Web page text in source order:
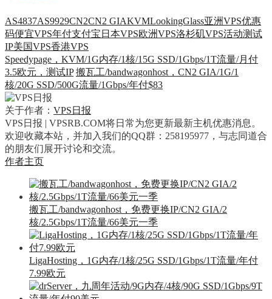
AS4837AS9929CN2CN2 GIAKVMLookingGlass亚洲VPS优惠
码便宜VPS年付支付宝 日本VPS欧洲VPS洛杉矶VPS活动测试
IP美国VPS香港VPS
Speedypage，KVM/1G内存/1核/15G SSD/1Gbps/1T流量/月付
3.5欧元，测试IP 搬瓦工/bandwagonhost，CN2 GIA/1G/1
核/20G SSD/500G流量/1Gbps/年付$83
关于作者： VPS日报
VPS日报 | VPSRB.COM将日常为您更新最新主机优惠消息。
欢迎收藏本站，并加入我们的QQ群：258195977，与志同道合
的朋友们展开讨论和交流。
作者主页
搬瓦工/bandwagonhost，免费更换IP/CN2 GIA/2
核/2.5Gbps/1T流量/66美元一季
LigaHosting，1G内存/1核/25G SSD/1Gbps/1T流量/年付
7.99欧元